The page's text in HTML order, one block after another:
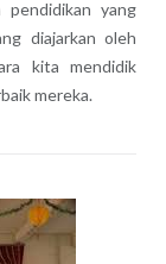
yang
diajarkan oleh
kita mendidik
mereka.